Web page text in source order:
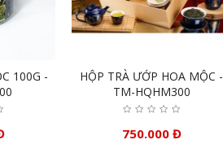
100G -
HỘP TRÀ ƯỚP HOA MỘC -
TM-HQHM300
750.000 Đ